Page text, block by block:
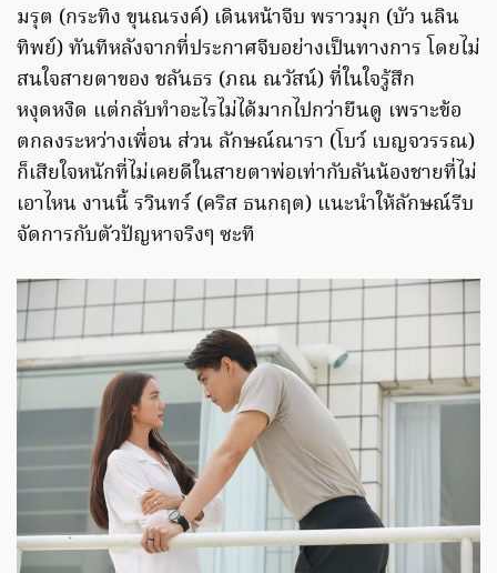
มรุต (กระทิง ขุนณรงค์) เดินหน้าจีบ พราวมุก (บัว นลิน
ทิพย์) ทันทีหลังจากที่ประกาศจีบอย่างเป็นทางการ โดยไม่
สนใจสายตาของ ชลันธร (ภณ ณวัสน์) ที่ในใจรู้สึก
หงุดหงิด แต่กลับทำอะไรไม่ได้มากไปกว่ายืนดู เพราะข้อ
ตกลงระหว่างเพื่อน ส่วน ลักษณ์ณารา (โบว์ เบญจวรรณ)
ก็เสียใจหนักที่ไม่เคยดีในสายตาพ่อเท่ากับลันน้องชายที่ไม่
เอาไหน งานนี้ รวินทร์ (คริส ธนกฤต) แนะนำให้ลักษณ์รีบ
จัดการกับตัวปัญหาจริงๆ ซะที